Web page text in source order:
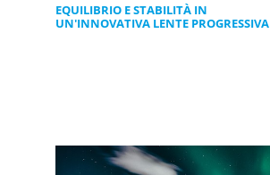
EQUILIBRIO E STABILITÀ IN
UN'INNOVATIVA LENTE PROGRESSIVA